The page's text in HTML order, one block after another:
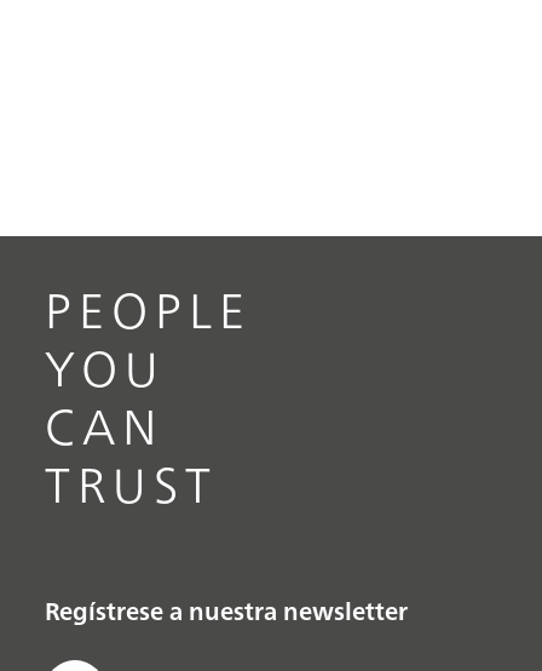
PEOPLE
YOU
CAN
TRUST
Regístrese a nuestra newsletter